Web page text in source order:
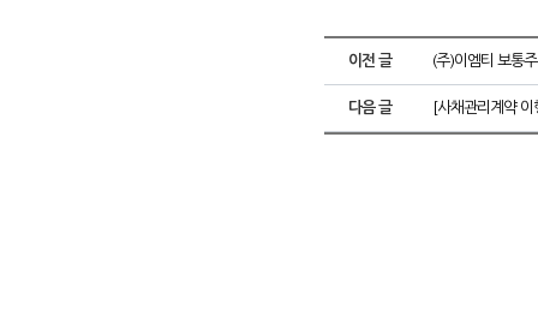
이전 글 (주)이엠티 보통
다음 글 [사채관리계약